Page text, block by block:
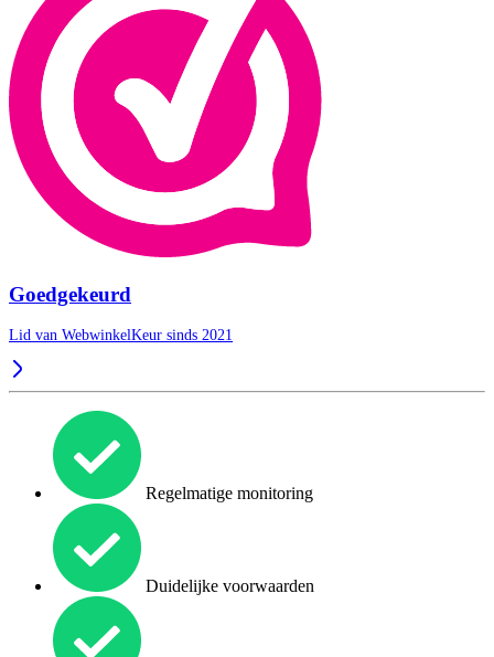
Goedgekeurd
Lid van WebwinkelKeur sinds 2021
Regelmatige monitoring
Duidelijke voorwaarden